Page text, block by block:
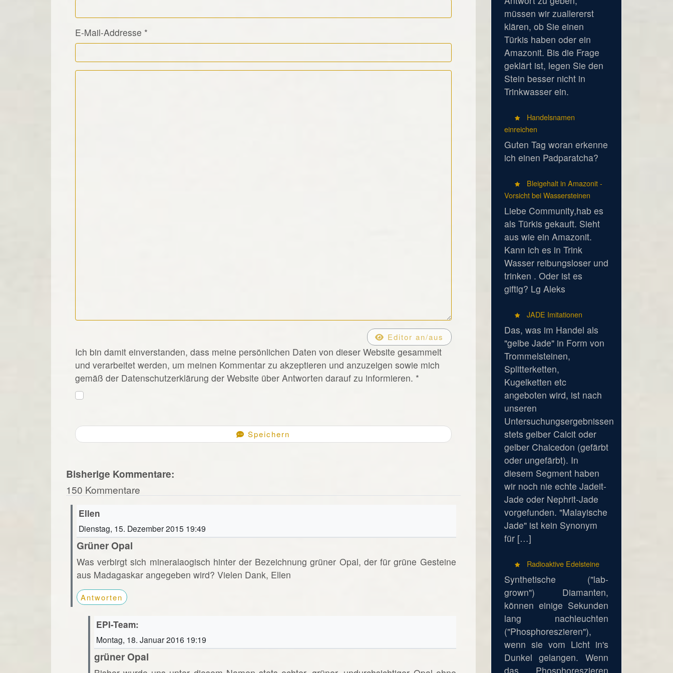
E-Mail-Addresse *
Kommentar Text
Editor an/aus
Ich bin damit einverstanden, dass meine persönlichen Daten von dieser Website gesammelt
und verarbeitet werden, um meinen Kommentar zu akzeptieren und anzuzeigen sowie mich
gemäß der Datenschutzerklärung der Website über Antworten darauf zu informieren. *
Speichern
Bisherige Kommentare:
150 Kommentare
Ellen
Dienstag, 15. Dezember 2015 19:49
Grüner Opal
Was verbirgt sich mineralaogisch hinter der Bezeichnung grüner Opal, der für grüne Gesteine
aus Madagaskar angegeben wird? Vielen Dank, Ellen
Antworten
EPI-Team:
Montag, 18. Januar 2016 19:19
grüner Opal
müssen wir zuallererst
klären, ob Sie einen
Türkis haben oder ein
Amazonit. Bis die Frage
geklärt ist, legen Sie den
Stein besser nicht in
Trinkwasser ein.
Handelsnamen
einreichen
Guten Tag woran erkenne
ich einen Padparatcha?
Bleigehalt in Amazonit -
Vorsicht bei Wassersteinen
Liebe Community,hab es
als Türkis gekauft. Sieht
aus wie ein Amazonit.
Kann ich es in Trink
Wasser reibungsloser und
trinken . Oder ist es
giftig? Lg Aleks
JADE Imitationen
Das, was im Handel als
"gelbe Jade" in Form von
Trommelsteinen,
Splitterketten,
Kugelketten etc
angeboten wird, ist nach
unseren
Untersuchungsergebnissen
stets gelber Calcit oder
gelber Chalcedon (gefärbt
oder ungefärbt). In
diesem Segment haben
wir noch nie echte Jadeit-
Jade oder Nephrit-Jade
vorgefunden. "Malayische
Jade" ist kein Synonym
für […]
Radioaktive Edelsteine
Synthetische ("lab-
grown") Diamanten,
können einige Sekunden
lang nachleuchten
("Phosphoreszieren"),
wenn sie vom Licht in's
Dunkel gelangen. Wenn
das Phosphoreszieren